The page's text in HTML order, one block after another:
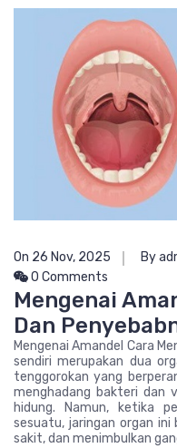
On 26 Nov, 2025 By
0 Comments
Mengenai
Dan
Mengenai Amandel Cara
sendiri merupakan dua
tenggorokan yang
menghadang bakteri dan
hidung. Namun, ketika
sesuatu, jaringan organ ini
sakit, dan menimbulkan